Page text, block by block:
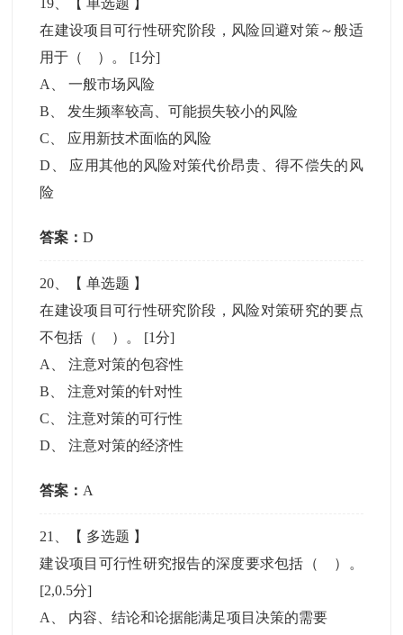
19 、【单选题 】
在建设项目可行性研究阶段，风险回避对策～般适
用于（ ）。 [1分]
A
、一般市场风险
B
发生频率较高、可能损失较小的风险
C
应用新技术面临的风险
D
应用其他的风险对策代价昂贵、得不偿失的风
险
答案：D
20 、【单选题 】
在建设项目可行性研究阶段，风险对策研究的要点
不包括（ ）。 [1分]
A
、注意对策的包容性
B 、注意对策的针对性
C 、注意对策的可行性
D 、注意对策的经济性
答案： A
21 、【 多选题 】
建设项目可行性研究报告的深度要求包括（ ）。
[2,0.5分]
A
内容、结论和论据能满足项目决策的需要